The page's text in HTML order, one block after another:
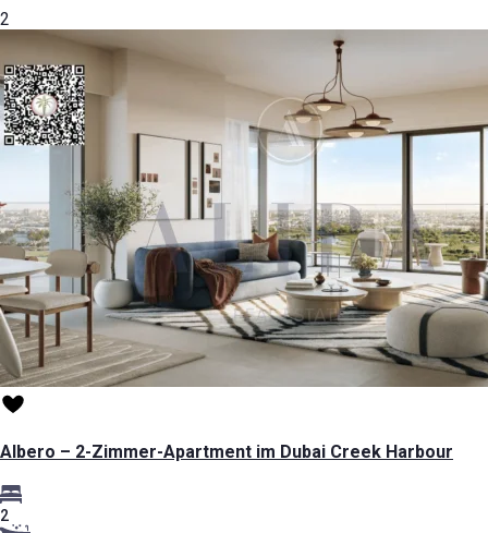
2
Albero – 2-Zimmer-Apartment im Dubai Creek Harbour
2